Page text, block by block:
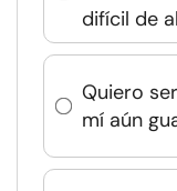
difícil de
Quiero
mí aún